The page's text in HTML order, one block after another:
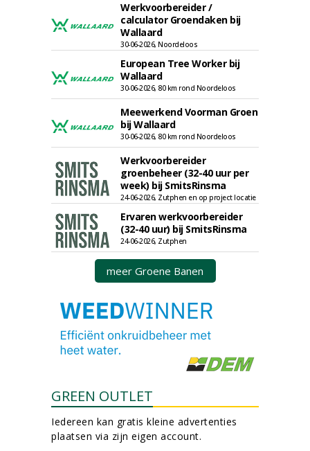
Werkvoorbereider /
calculator Groendaken bij
Wallaard
30-06-2026, Noordeloos
European Tree Worker bij
Wallaard
30-06-2026, 80 km rond Noordeloos
Meewerkend Voorman Groen
bij Wallaard
30-06-2026, 80 km rond Noordeloos
Werkvoorbereider
groenbeheer (32-40 uur per
week) bij SmitsRinsma
24-06-2026, Zutphen en op project locatie
Ervaren werkvoorbereider
(32-40 uur) bij SmitsRinsma
24-06-2026, Zutphen
meer Groene Banen
GREEN OUTLET
Iedereen kan gratis kleine advertenties
plaatsen via zijn eigen account.